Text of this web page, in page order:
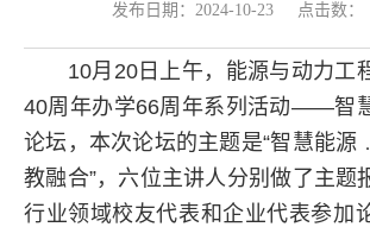
发布日期：2024-10-23 点击数：
10月20日上午，能源与动力工
40周年办学66周年系列活动——智
论坛，本次论坛的主题是“智慧能源
教融合”，六位主讲人分别做了主题
行业领域校友代表和企业代表参加